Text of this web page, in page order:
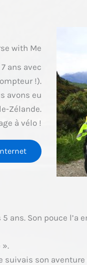
with Me
ans avec
!).
avons eu
Zélande.
à vélo !
Son pouce l’a
suivais son